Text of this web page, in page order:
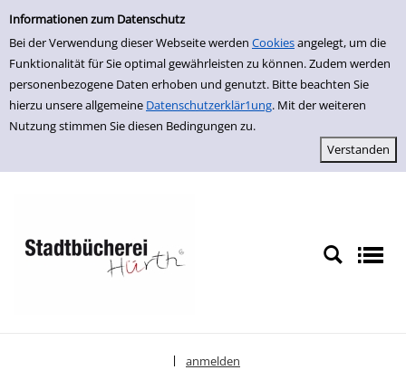
Einfache Suche
Informationen zum Datenschutz
Bei der Verwendung dieser Webseite werden Cookiesangelegt, um die
Funktionalität für Sie optimal gewährleisten zu können. Zudem werden
personenbezogene Daten erhoben und genutzt. Bitte beachten Sie
hierzu unsere allgemeine Datenschutzerklär1ung. Mit der weiteren
Nutzung stimmen Sie diesen Bedingungen zu.
zur Navigation springen
zum Inhalt springen
Zur Detailanzeige springen
anmelden